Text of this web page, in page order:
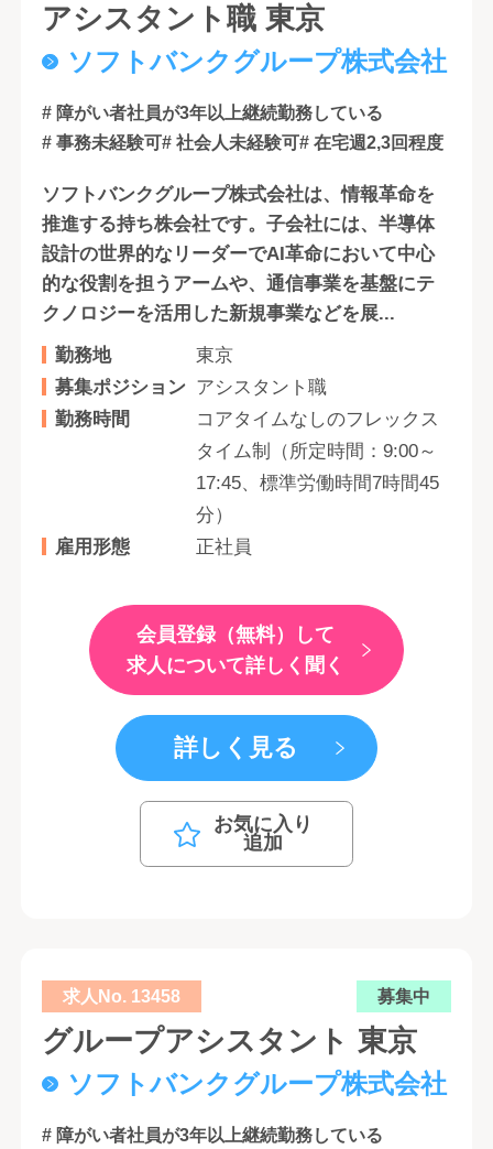
アシスタント職 東京
ソフトバンクグループ株式会社
# 障がい者社員が3年以上継続勤務している
# 事務未経験可# 社会人未経験可# 在宅週2,3回程度
ソフトバンクグループ株式会社は、情報革命を
推進する持ち株会社です。子会社には、半導体
設計の世界的なリーダーでAI革命において中心
的な役割を担うアームや、通信事業を基盤にテ
クノロジーを活用した新規事業などを展...
勤務地
東京
募集ポジション アシスタント職
勤務時間
コアタイムなしのフレックス
タイム制（所定時間：9:00～
17:45、標準労働時間7時間45
分）
雇用形態
正社員
会員登録（無料）して
求人について詳しく聞く
詳しく見る
お気に入り
追加
求人No. 13458 募集中
グループアシスタント 東京
ソフトバンクグループ株式会社
# 障がい者社員が3年以上継続勤務している